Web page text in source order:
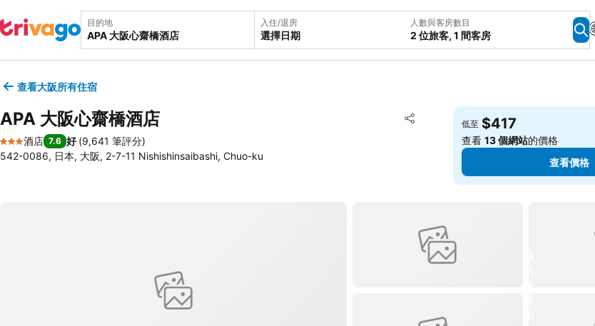
目的地 入住/退房
選擇日期
人數與客房數目
2 位旅客, 1 間客房
查看大阪所有住宿
APA 大阪心齋橋酒店 分享
放到收藏夾
3 星級
酒店 7.6 好 (9,641 筆評分)
542-0086, 日本, 大阪, 2-7-11 Nishishinsaibashi, Chuo-ku
低至 $417
查看13 個網站的價格
查看價格